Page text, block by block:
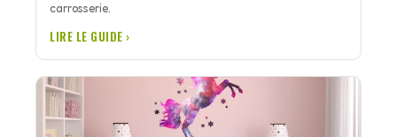
carrosserie.
LIRE LE GUIDE ›